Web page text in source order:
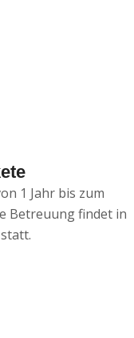
1 Jahr bis zum
Betreuung findet in